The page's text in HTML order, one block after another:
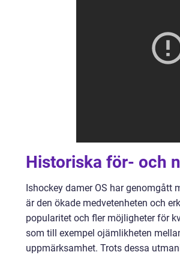
Historiska för- och
Ishockey damer OS har genomgått
är den ökade medvetenheten och
popularitet och fler möjligheter för
som till exempel ojämlikheten
uppmärksamhet. Trots dessa